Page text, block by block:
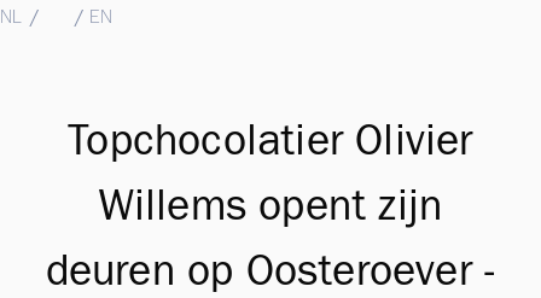
NL / / EN
Topchocolatier Olivier
Willems opent zijn
deuren op Oosteroever -